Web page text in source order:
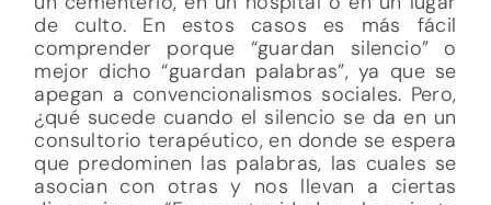
de culto. En estos casos es más fácil
comprender porque “guardan silencio” o
mejor dicho “guardan palabras”, ya que se
apegan a convencionalismos sociales. Pero,
¿qué sucede cuando el silencio se da en un
consultorio terapéutico, en donde se espera
que predominen las palabras, las cuales se
asocian con otras y nos llevan a ciertas